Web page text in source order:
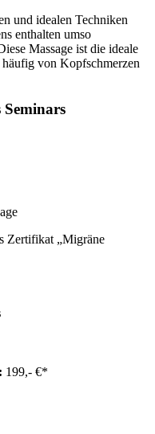
und idealen Techniken
enthalten umso
Massage ist die ideale
von Kopfschmerzen
Zertifikat „Migräne
199,- €*